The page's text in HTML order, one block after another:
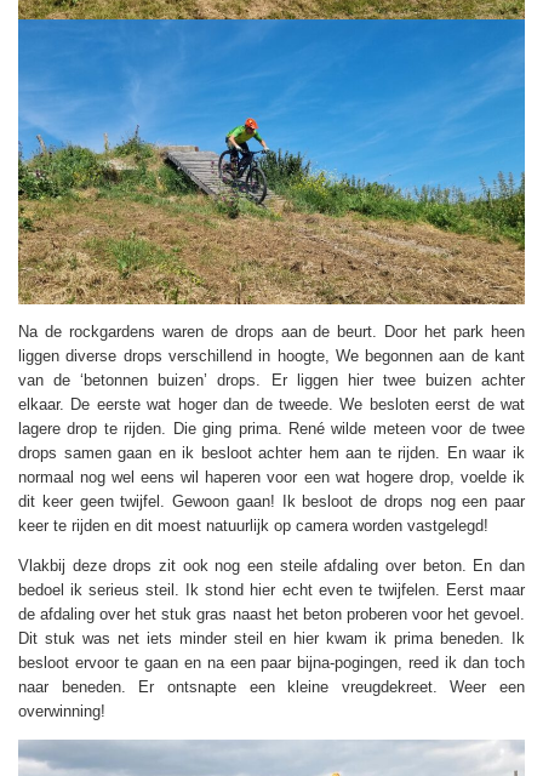
Na de rockgardens waren de drops aan de beurt. Door het park heen
liggen diverse drops verschillend in hoogte, We begonnen aan de kant
van de ‘betonnen buizen’ drops. Er liggen hier twee buizen achter
elkaar. De eerste wat hoger dan de tweede. We besloten eerst de wat
lagere drop te rijden. Die ging prima. René wilde meteen voor de twee
drops samen gaan en ik besloot achter hem aan te rijden. En waar ik
normaal nog wel eens wil haperen voor een wat hogere drop, voelde ik
dit keer geen twijfel. Gewoon gaan! Ik besloot de drops nog een paar
keer te rijden en dit moest natuurlijk op camera worden vastgelegd!
Vlakbij deze drops zit ook nog een steile afdaling over beton. En dan
bedoel ik serieus steil. Ik stond hier echt even te twijfelen. Eerst maar
de afdaling over het stuk gras naast het beton proberen voor het gevoel.
Dit stuk was net iets minder steil en hier kwam ik prima beneden. Ik
besloot ervoor te gaan en na een paar bijna-pogingen, reed ik dan toch
naar beneden. Er ontsnapte een kleine vreugdekreet. Weer een
overwinning!